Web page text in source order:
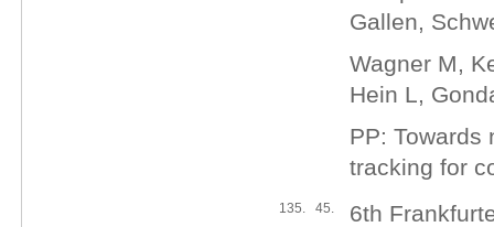
Gallen,
Wagner M,
Hein L,
PP: Towards
tracking for
135. 45.
6th